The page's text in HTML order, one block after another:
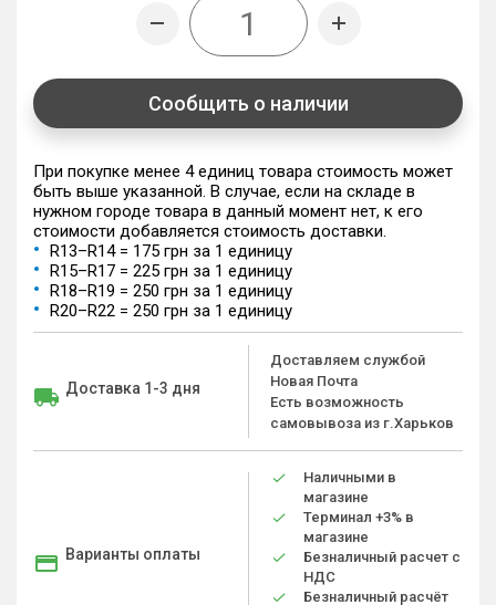
Сообщить о наличии
При покупке менее 4 единиц товара стоимость может
быть выше указанной. В случае, если на складе в
нужном городе товара в данный момент нет, к его
стоимости добавляется стоимость доставки.
R13–R14 = 175 грн за 1 единицу
R15–R17 = 225 грн за 1 единицу
R18–R19 = 250 грн за 1 единицу
R20–R22 = 250 грн за 1 единицу
Доставка 1-3 дня
Доставляем службой
Новая Почта
Есть возможность
самовывоза из г.Харьков
Варианты оплаты
Наличными в
магазине
Терминал +3% в
магазине
Безналичный расчет с
НДС
Безналичный расчёт